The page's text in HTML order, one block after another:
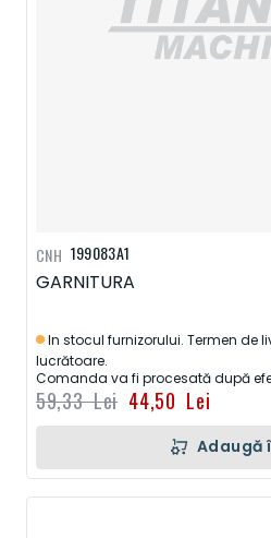
199083A1
GARNITURA
In stocul furnizorului. Termen de
lucrătoare.
Comanda va fi procesată după
44,50 Lei
59,33 Lei
CNH
Adaugă